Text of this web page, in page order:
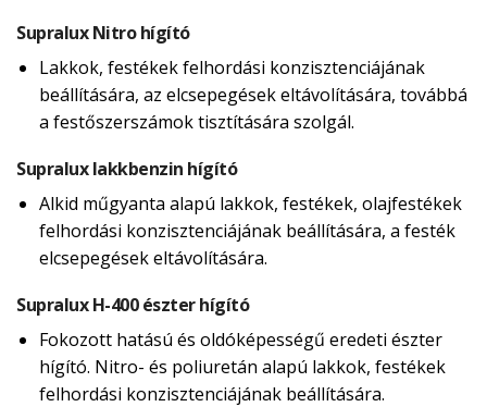
Supralux Nitro hígító
Lakkok, festékek felhordási konzisztenciájának
beállítására, az elcsepegések eltávolítására, továbbá
a festőszerszámok tisztítására szolgál.
Supralux lakkbenzin hígító
Alkid műgyanta alapú lakkok, festékek, olajfestékek
felhordási konzisztenciájának beállítására, a festék
elcsepegések eltávolítására.
Supralux H-400 észter hígító
Fokozott hatású és oldóképességű eredeti észter
hígító. Nitro- és poliuretán alapú lakkok, festékek
felhordási konzisztenciájának beállítására.